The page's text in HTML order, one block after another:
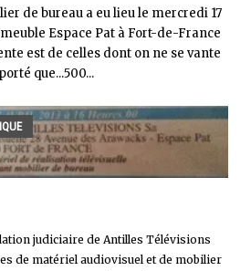
de bureau a eu lieu le mercredi 17
Espace Pat à Fort-de-France
est de celles dont on ne se vante
que...500...
judiciaire de Antilles Télévisions
de matériel audiovisuel et de mobilier